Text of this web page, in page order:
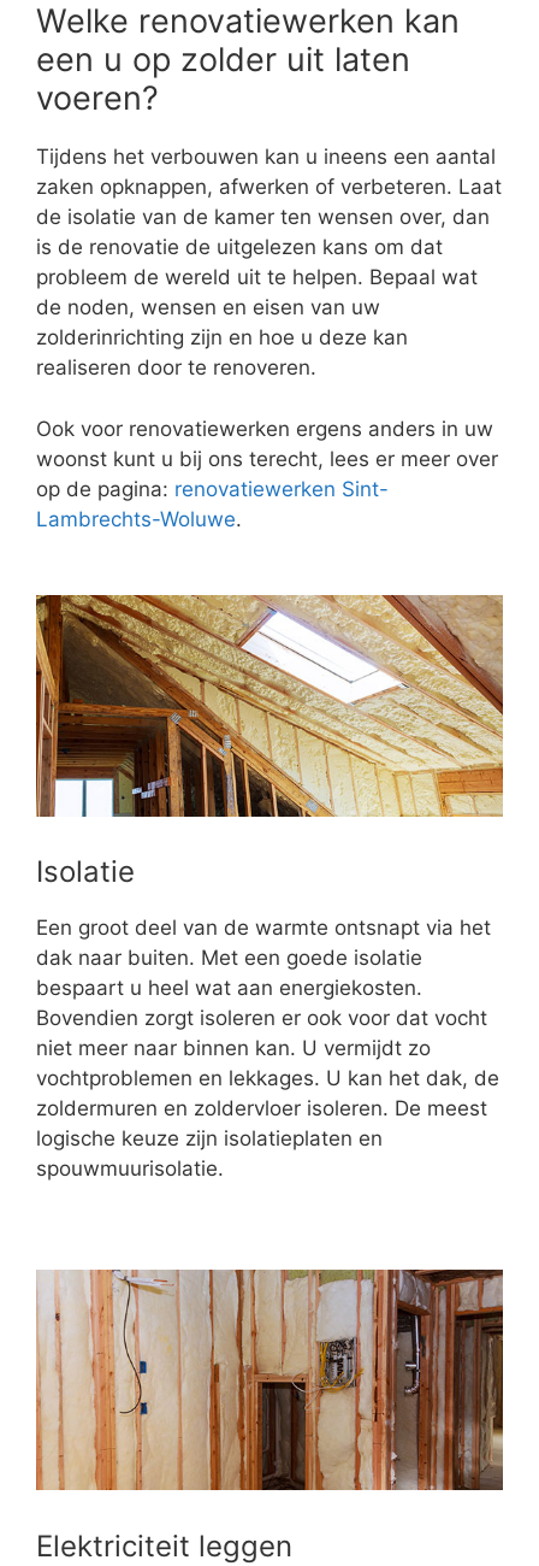
Welke renovatiewerken kan
een u op zolder uit laten
voeren?
Tijdens het verbouwen kan u ineens een aantal
zaken opknappen, afwerken of verbeteren. Laat
de isolatie van de kamer ten wensen over, dan
is de renovatie de uitgelezen kans om dat
probleem de wereld uit te helpen. Bepaal wat
de noden, wensen en eisen van uw
zolderinrichting zijn en hoe u deze kan
realiseren door te renoveren.
Ook voor renovatiewerken ergens anders in uw
woonst kunt u bij ons terecht, lees er meer over
op de pagina: renovatiewerken Sint-
Lambrechts-Woluwe.
Isolatie
Een groot deel van de warmte ontsnapt via het
dak naar buiten. Met een goede isolatie
bespaart u heel wat aan energiekosten.
Bovendien zorgt isoleren er ook voor dat vocht
niet meer naar binnen kan. U vermijdt zo
vochtproblemen en lekkages. U kan het dak, de
zoldermuren en zoldervloer isoleren. De meest
logische keuze zijn isolatieplaten en
spouwmuurisolatie.
Elektriciteit leggen